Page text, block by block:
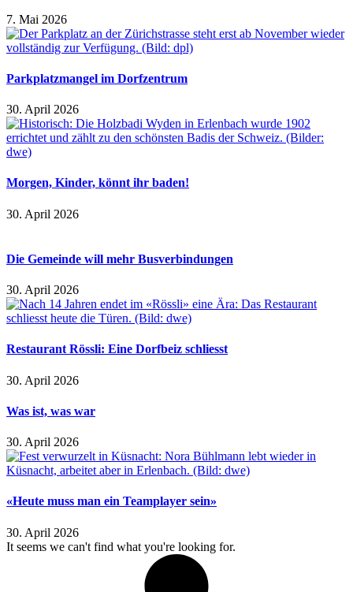
7. Mai 2026
Parkplatzmangel im Dorfzentrum
30. April 2026
Morgen, Kinder, könnt ihr baden!
30. April 2026
Die Gemeinde will mehr Busverbindungen
30. April 2026
Restaurant Rössli: Eine Dorfbeiz schliesst
30. April 2026
Was ist, was war
30. April 2026
«Heute muss man ein Teamplayer sein»
30. April 2026
It seems we can't find what you're looking for.